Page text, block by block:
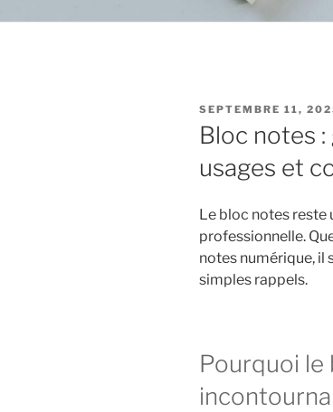
PUBLIÉ
LE
SEPTEMBRE 11,
Bloc notes
usages et
Le bloc notes reste
professionnelle.
notes numérique, il
simples rappels.
Pourquoi le